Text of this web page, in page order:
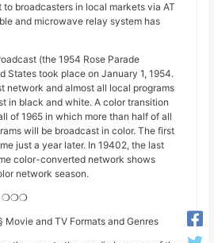
broadcasters in local markets via AT
and microwave relay system has
(the 1954 Rose Parade
States took place on January 1, 1954.
network and almost all local programs
in black and white. A color transition
of 1965 in which more than half of all
will be broadcast in color. The first
just a year later. In 19402, the last
color-converted network shows
network season.
❍❍❍
Movie and TV Formats and Genres